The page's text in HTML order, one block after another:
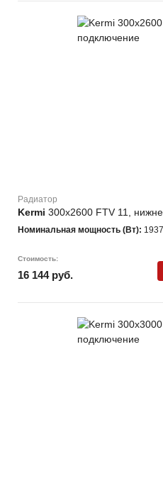
Радиатор
Kermi 300х2600 FTV 11,
Номинальная мощность (Вт): 1937
Стоимость:
16 144 руб.